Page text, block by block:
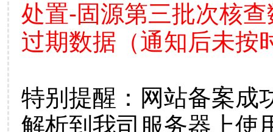
处置-固源第三批次核
过期数据（通知后未按
特别提醒：网站备案成
解析到我司服务器上使